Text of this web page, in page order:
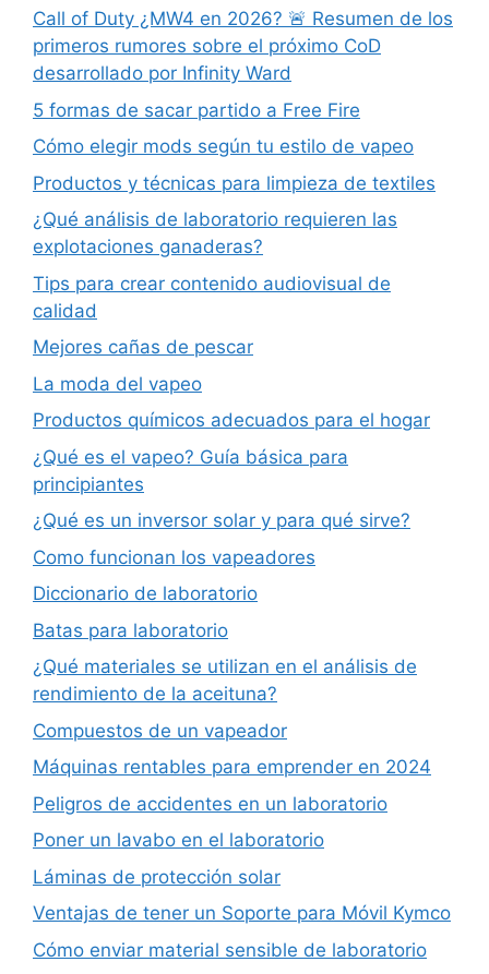
Call of Duty ¿MW4 en 2026? 🚨 Resumen de los
primeros rumores sobre el próximo CoD
desarrollado por Infinity Ward
5 formas de sacar partido a Free Fire
Cómo elegir mods según tu estilo de vapeo
Productos y técnicas para limpieza de textiles
¿Qué análisis de laboratorio requieren las
explotaciones ganaderas?
Tips para crear contenido audiovisual de
calidad
Mejores cañas de pescar
La moda del vapeo
Productos químicos adecuados para el hogar
¿Qué es el vapeo? Guía básica para
principiantes
¿Qué es un inversor solar y para qué sirve?
Como funcionan los vapeadores
Diccionario de laboratorio
Batas para laboratorio
¿Qué materiales se utilizan en el análisis de
rendimiento de la aceituna?
Compuestos de un vapeador
Máquinas rentables para emprender en 2024
Peligros de accidentes en un laboratorio
Poner un lavabo en el laboratorio
Láminas de protección solar
Ventajas de tener un Soporte para Móvil Kymco
Cómo enviar material sensible de laboratorio